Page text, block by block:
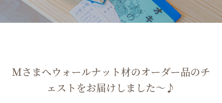
Ｍさまへウォールナット材のオーダー品のチ
ェストをお届けしました～♪